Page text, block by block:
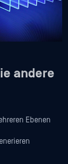
andere
Ebenen